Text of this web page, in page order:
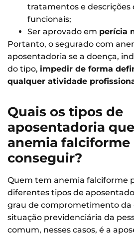
tratamentos e descrições
funcionais;
Ser aprovado em perícia
Portanto, o segurado com
aposentadoria se a doença,
do tipo, impedir de forma
qualquer atividade
Quais os tipos de
aposentadoria
anemia falciforme
conseguir?
Quem tem anemia falciforme
diferentes tipos de
grau de comprometimento da
situação previdenciária da
comum, nesses casos, é a